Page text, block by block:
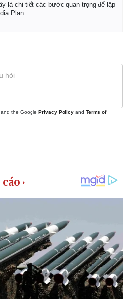
Giá cà phê
là chi tiết các bước quan trọng để lập
Plan.
and the Google Privacy Policy and Terms of